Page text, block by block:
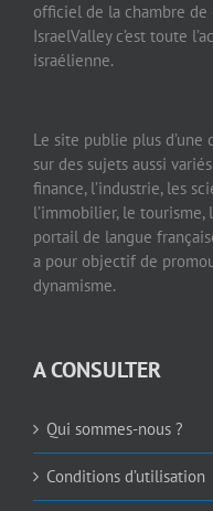
officiel de la chambre de
IsraelValley c’est toute
israélienne.
Le site publie plus d’une
sur des sujets aussi
finance, l’industrie, les
l’immobilier, le
portail de langue
a pour objectif de
dynamisme.
A CONSULTER
Qui sommes-nous ?
Conditions d’utilisation